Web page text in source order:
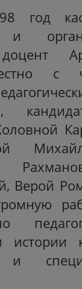
и
с
Верой
истории
и